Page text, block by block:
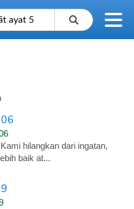
hilangkan dari ingatan,
baik at...